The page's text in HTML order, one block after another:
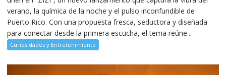
verano, la química de la noche y el pulso inconfundible de
Puerto Rico. Con una propuesta fresca, seductora y diseñada
para conectar desde la primera escucha, el tema reúne...
Curiosidades y Entretenimiento